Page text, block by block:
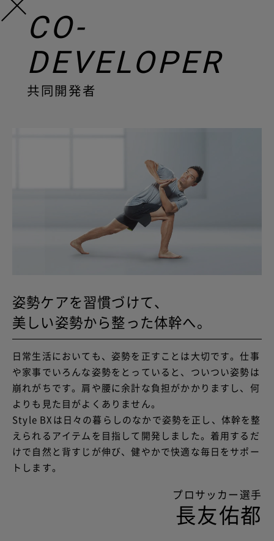
CO-
DEVELOPER
共同開発者
姿勢ケアを習慣づけて、
美しい姿勢から整った体幹へ。
日常生活においても、姿勢を正すことは大切です。仕事
や家事でいろんな姿勢をとっていると、ついつい姿勢は
崩れがちです。肩や腰に余計な負担がかかりますし、何
よりも見た目がよくありません。
Style BXは日々の暮らしのなかで姿勢を正し、体幹を整
えられるアイテムを目指して開発しました。着用するだ
けで自然と背すじが伸び、健やかで快適な毎日をサポー
トします。
プロサッカー選手
長友佑都